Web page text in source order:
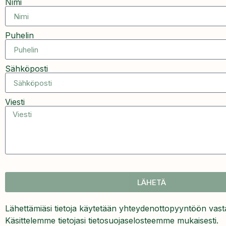
Nimi
Puhelin
Sähköposti
Viesti
LÄHETÄ
Lähettämiäsi tietoja käytetään yhteyden­otto­pyyntöön
Käsittelemme tietojasi tieto­suoja­selosteemme mukaisesti.